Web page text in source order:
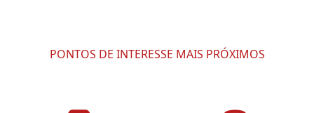
PONTOS DE INTERESSE MAIS PRÓXIMOS